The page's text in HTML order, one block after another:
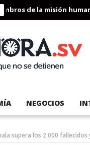
de la misión
NEGOCIOS
supera los 2,000